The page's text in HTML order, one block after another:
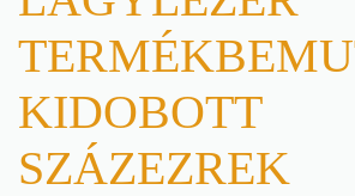
KIDOBOTT
SZÁZEZREK